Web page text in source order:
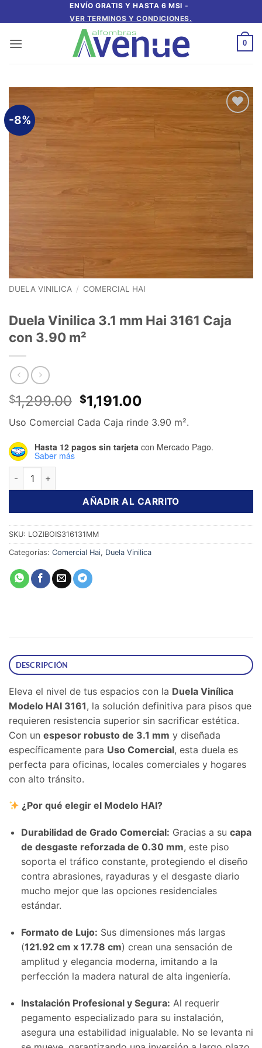
al
ENVÍO GRATIS Y HASTA 6 MSI -
VER TERMINOS Y CONDICIONES.
0
-8%
a la
lista de
deseos
DUELA VINILICA / COMERCIAL HAI
Duela Vinilica 3.1 mm Hai 3161 Caja
con 3.90 m²
$1,299.00 El
precio
original
era:
$1,299.00.
$1,191.00
precio
actual
es:
$1,191.00.
Uso Comercial Cada Caja rinde 3.90 m².
Hasta 12 pagos sin tarjeta con Mercado Pago.
Saber más
Duela Vinilica 3.1 mm Hai 3161 Caja con 3.90 m² cantidad
AÑADIR AL CARRITO
SKU: LOZIBOIS316131MM
Categorías: Comercial Hai, Duela Vinilica
DESCRIPCIÓN
Eleva el nivel de tus espacios con la Duela Vinílica
Modelo HAI 3161, la solución definitiva para pisos que
requieren resistencia superior sin sacrificar estética.
Con un espesor robusto de 3.1 mm y diseñada
específicamente para Uso Comercial, esta duela es
perfecta para oficinas, locales comerciales y hogares
con alto tránsito.
¿Por qué elegir el Modelo HAI?
Durabilidad de Grado Comercial: Gracias a su capa
de desgaste reforzada de 0.30 mm, este piso
soporta el tráfico constante, protegiendo el diseño
contra abrasiones, rayaduras y el desgaste diario
mucho mejor que las opciones residenciales
estándar.
Formato de Lujo: Sus dimensiones más largas
(121.92 cm x 17.78 cm) crean una sensación de
amplitud y elegancia moderna, imitando a la
perfección la madera natural de alta ingeniería.
Instalación Profesional y Segura: Al requerir
pegamento especializado para su instalación,
asegura una estabilidad inigualable. No se levanta ni